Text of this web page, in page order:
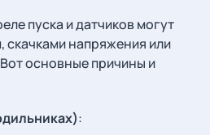
пуска и датчиков могут
скачками напряжения или
основные причины и
: